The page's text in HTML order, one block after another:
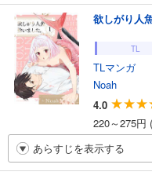
欲しがり人
TL
TLマンガ
Noah
4.0
220～275円
あらすじを表示する